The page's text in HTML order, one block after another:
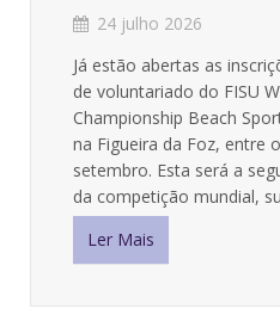
24 julho 2026
Já estão abertas as
de voluntariado do FISU
Championship Beach
na Figueira da Foz, entre
setembro. Esta será a
da competição mundial,
Ler Mais